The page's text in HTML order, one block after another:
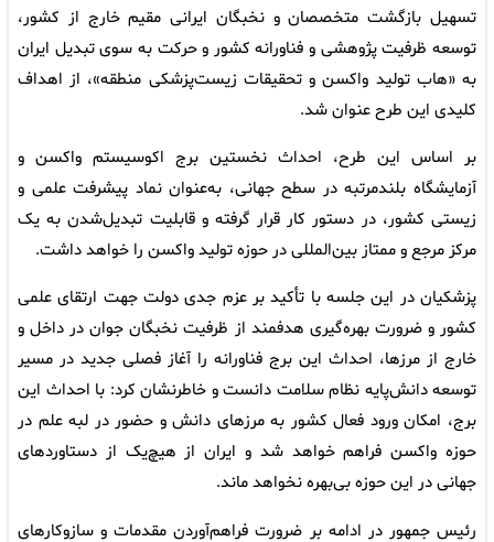
تسهیل بازگشت متخصصان و نخبگان ایرانی مقیم خارج از کشور،
توسعه ظرفیت پژوهشی و فناورانه کشور و حرکت به سوی تبدیل ایران
به «هاب تولید واکسن و تحقیقات زیست‌پزشکی منطقه»، از اهداف
کلیدی این طرح عنوان شد.
بر اساس این طرح، احداث نخستین برج اکوسیستم واکسن و
آزمایشگاه بلندمرتبه در سطح جهانی، به‌عنوان نماد پیشرفت علمی و
زیستی کشور، در دستور کار قرار گرفته و قابلیت تبدیل‌شدن به یک
مرکز مرجع و ممتاز بین‌المللی در حوزه تولید واکسن را خواهد داشت.
پزشکیان در این جلسه با تأکید بر عزم جدی دولت جهت ارتقای علمی
کشور و ضرورت بهره‌گیری هدفمند از ظرفیت نخبگان جوان در داخل و
خارج از مرزها، احداث این برج فناورانه را آغاز فصلی جدید در مسیر
توسعه دانش‌پایه نظام سلامت دانست و خاطرنشان کرد: با احداث این
برج، امکان ورود فعال کشور به مرزهای دانش و حضور در لبه علم در
حوزه واکسن فراهم خواهد شد و ایران از هیچ‌یک از دستاوردهای
جهانی در این حوزه بی‌بهره نخواهد ماند.
رئیس جمهور در ادامه بر ضرورت فراهم‌آوردن مقدمات و سازوکارهای